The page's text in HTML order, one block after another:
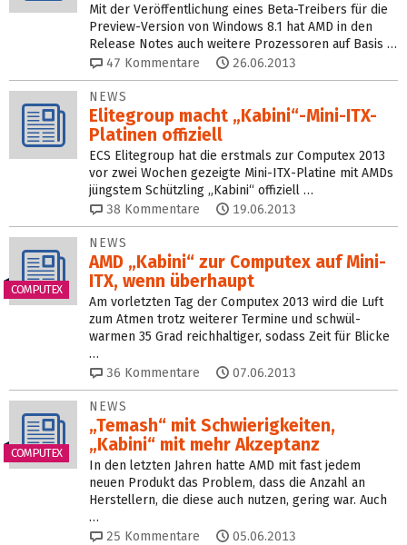
Mit der Veröffentlichung eines Beta-Treibers für die
Preview-Version von Windows 8.1 hat AMD in den
Release Notes auch weitere Prozessoren auf Basis …
47 Kommentare 26.06.2013
NEWS
Elitegroup macht „Kabini“-Mini-ITX-
Platinen offiziell
ECS Elitegroup hat die erstmals zur Computex 2013
vor zwei Wochen gezeigte Mini-ITX-Platine mit AMDs
jüngstem Schützling „Kabini“ offiziell …
38 Kommentare 19.06.2013
COMPUTEX
NEWS
AMD „Kabini“ zur Computex auf Mini-
ITX, wenn überhaupt
Am vorletzten Tag der Computex 2013 wird die Luft
zum Atmen trotz weiterer Termine und schwül-
warmen 35 Grad reichhaltiger, sodass Zeit für Blicke
…
36 Kommentare 07.06.2013
COMPUTEX
NEWS
„Temash“ mit Schwierigkeiten,
„Kabini“ mit mehr Akzeptanz
In den letzten Jahren hatte AMD mit fast jedem
neuen Produkt das Problem, dass die Anzahl an
Herstellern, die diese auch nutzen, gering war. Auch
…
25 Kommentare 05.06.2013